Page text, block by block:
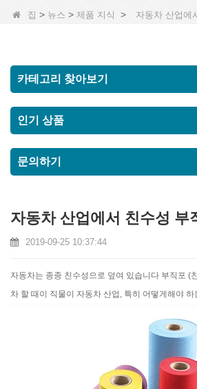
집 > 뉴스 > 제품 지식 > 자동차 산업에
카테고리 찾아보기
인기 상품
문의하기
자동차 산업에서 친수성 부
2019-09-25 10:37:44
자동차는 종종 친수성으로 덮여 있습니다 부직포 (
차 할 때이 직물이 자동차 산업, 특히 어떻게해야 하